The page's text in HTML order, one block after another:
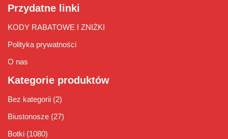
Przydatne linki
KODY RABATOWE I ZNIŻKI
Polityka prywatności
O nas
Kategorie produktów
Bez kategorii (2)
Biustonosze (27)
Botki (1080)